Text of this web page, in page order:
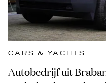
CARS & YACHTS
Autobedrijf uit